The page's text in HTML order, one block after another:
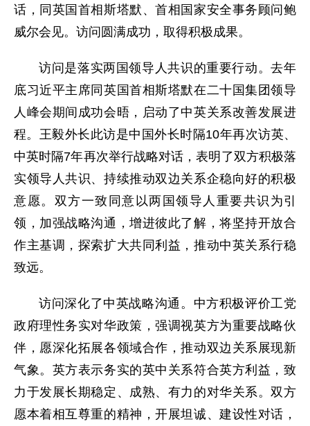
话，同英国首相斯塔默、首相国家安全事务顾问鲍
威尔会见。访问圆满成功，取得积极成果。
访问是落实两国领导人共识的重要行动。去年
底习近平主席同英国首相斯塔默在二十国集团领导
人峰会期间成功会晤，启动了中英关系改善发展进
程。王毅外长此访是中国外长时隔10年再次访英、
中英时隔7年再次举行战略对话，表明了双方积极落
实领导人共识、持续推动双边关系企稳向好的积极
意愿。双方一致同意以两国领导人重要共识为引
领，加强战略沟通，增进彼此了解，将坚持开放合
作主基调，探索扩大共同利益，推动中英关系行稳
致远。
访问深化了中英战略沟通。中方积极评价工党
政府理性务实对华政策，强调视英方为重要战略伙
伴，愿深化拓展各领域合作，推动双边关系展现新
气象。英方表示务实的英中关系符合英方利益，致
力于发展长期稳定、成熟、有力的对华关系。双方
愿本着相互尊重的精神，开展坦诚、建设性对话，